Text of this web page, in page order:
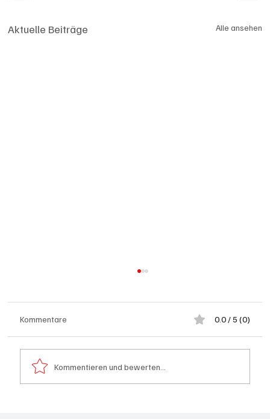
Aktuelle Beiträge Alle ansehen
Kommentare 0.0 / 5 (0)
Kommentieren und bewerten...